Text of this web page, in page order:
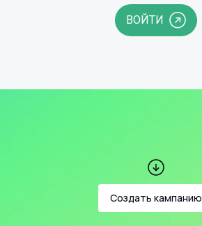
ВОЙТИ
Создать кампанию